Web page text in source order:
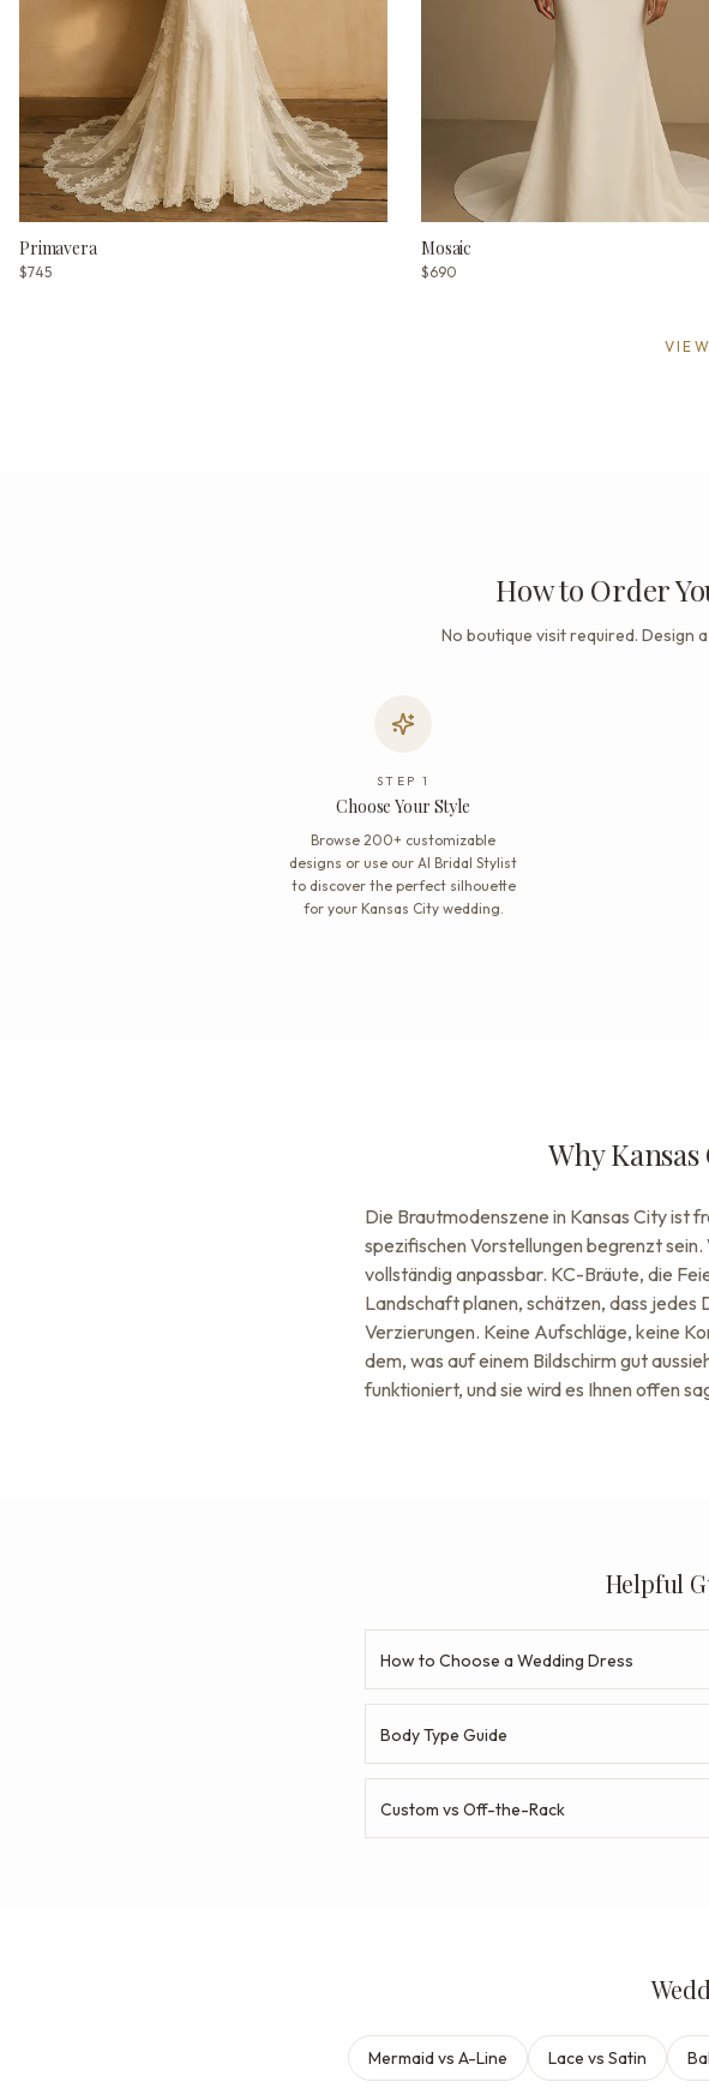
Primavera
$745
Mosaic
$690
How to Order
No boutique visit required. Design
STEP 1
Choose Your Style
Browse 200+ customizable
designs or use our AI Bridal Stylist
to discover the perfect silhouette
for your Kansas City wedding.
Why
Die Brautmodenszene in Kansas City ist
spezifischen Vorstellungen begrenzt
vollständig anpassbar. KC-Bräute, die
Landschaft planen, schätzen, dass jedes
Verzierungen. Keine Aufschläge, keine
dem, was auf einem Bildschirm gut
funktioniert, und sie wird es Ihnen offen
Helpful
How to Choose a Wedding Dress
Body Type Guide
Custom vs Off-the-Rack
Mermaid vs A-Line Lace vs Satin